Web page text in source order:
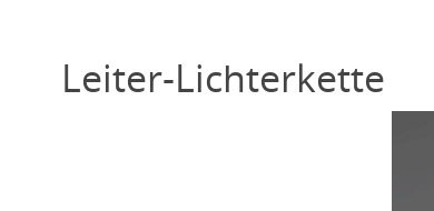
Leiter-Lichterkette